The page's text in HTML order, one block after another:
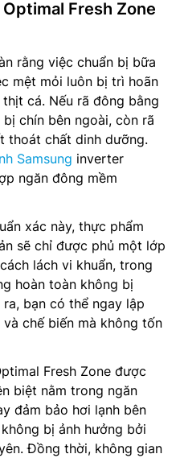
Fresh Zone
rằng việc chuẩn bị bữa
mệt mỏi luôn bị trì hoãn
cá. Nếu rã đông bằng
chín bên ngoài, còn rã
thoát chất dinh dưỡng.
Samsung inverter
ngăn đông mềm
xác này, thực phẩm
sẽ chỉ được phủ một lớp
lách vi khuẩn, trong
hoàn toàn không bị
bạn có thể ngay lập
chế biến mà không tốn
Fresh Zone được
biệt nằm trong ngăn
đảm bảo hơi lạnh bên
bị ảnh hưởng bởi
Đồng thời, không gian